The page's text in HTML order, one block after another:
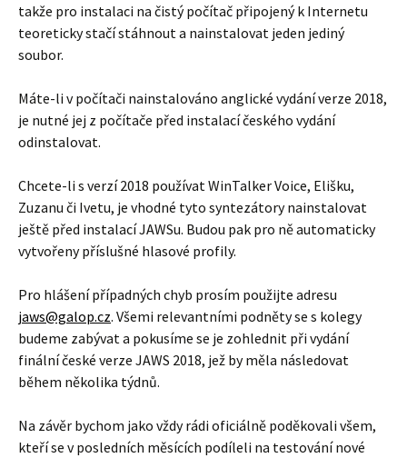
takže pro instalaci na čistý počítač připojený k Internetu
teoreticky stačí stáhnout a nainstalovat jeden jediný
soubor.
Máte-li v počítači nainstalováno anglické vydání verze 2018,
je nutné jej z počítače před instalací českého vydání
odinstalovat.
Chcete-li s verzí 2018 používat WinTalker Voice, Elišku,
Zuzanu či Ivetu, je vhodné tyto syntezátory nainstalovat
ještě před instalací JAWSu. Budou pak pro ně automaticky
vytvořeny příslušné hlasové profily.
Pro hlášení případných chyb prosím použijte adresu
jaws@galop.cz. Všemi relevantními podněty se s kolegy
budeme zabývat a pokusíme se je zohlednit při vydání
finální české verze JAWS 2018, jež by měla následovat
během několika týdnů.
Na závěr bychom jako vždy rádi oficiálně poděkovali všem,
kteří se v posledních měsících podíleli na testování nové